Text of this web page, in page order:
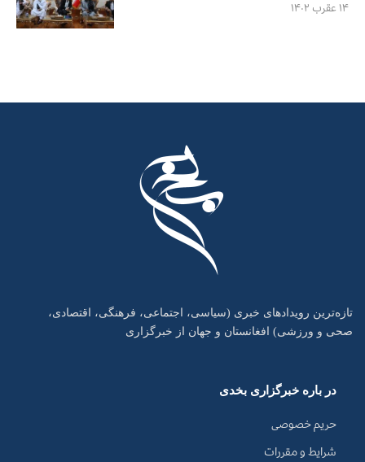
۱۴ عقرب ۱۴۰۲
تازه‌ترین رویدادهای خبری (سیاسی، اجتماعی، فرهنگی، اقتصادی،
صحی و ورزشی) افغانستان و جهان از خبرگزاری
در باره خبرگزاری بخدی
حریم خصوصی
شرایط و مقررات